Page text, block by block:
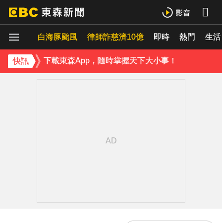
白海豚颱風 律師詐慈濟10億 即時 熱門 生活
快訊
王子不倫粿粿判賠百萬！神隱9月「二度發聲」：行過死陰的幽谷
下載東森App，隨時掌握天下大小事！